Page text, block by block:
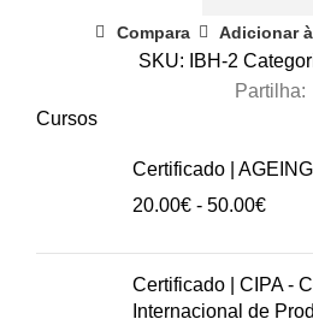
Implementação
de
Compara Adicionar
SKU: IBH-2
Partilha:
Cursos
Certificado |
20.00€ - 50.00€
a
Certificado | CIPA -
Internacional de